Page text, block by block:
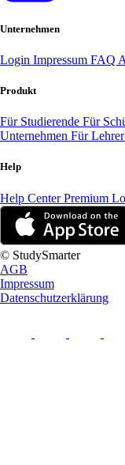
Unternehmen
Login Impressum FAQ
Produkt
Für Studierende Für
Unternehmen Für
Help
Help CenterPremium
© StudySmarter
AGB
Impressum
Datenschutzerklärung